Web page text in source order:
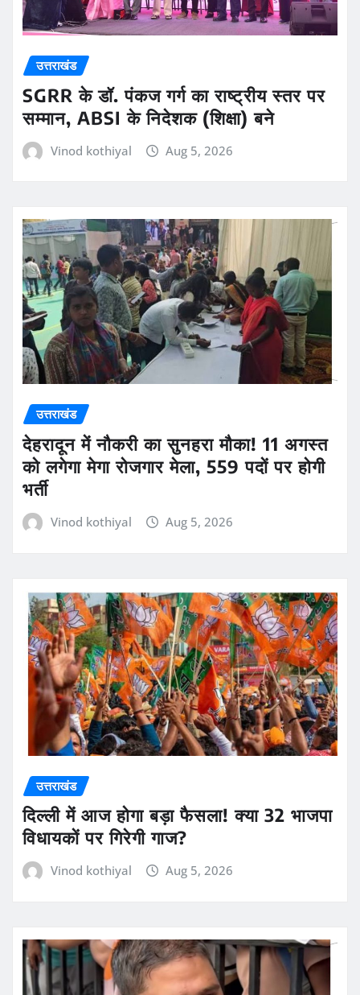
उत्तराखंड
SGRR के डॉ. पंकज गर्ग का राष्ट्रीय स्तर पर
सम्मान, ABSI के निदेशक (शिक्षा) बने
Vinod kothiyal Aug 5, 2026
उत्तराखंड
देहरादून में नौकरी का सुनहरा मौका! 11 अगस्त
को लगेगा मेगा रोजगार मेला, 559 पदों पर होगी
भर्ती
Vinod kothiyal Aug 5, 2026
उत्तराखंड
दिल्ली में आज होगा बड़ा फैसला! क्या 32 भाजपा
विधायकों पर गिरेगी गाज?
Vinod kothiyal Aug 5, 2026